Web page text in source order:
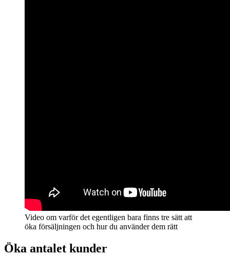
Video om varför det egentligen bara finns tre sätt att
öka försäljningen och hur du använder dem rätt
Öka antalet kunder